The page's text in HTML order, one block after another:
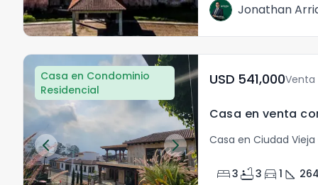
Jonathan
Casa en Condominio
Residencial
USD	541,000Venta
Casa en Ciudad
bed3 bathtub3 directions_car 1 square_foot 264